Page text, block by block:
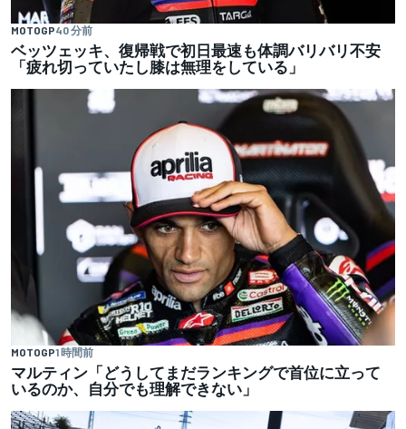
MOTOGP40 分前
ベッツェッキ、復帰戦で初日最速も体調バリバリ不安
「疲れ切っていたし膝は無理をしている」
MOTOGP1 時間前
マルティン「どうしてまだランキングで首位に立って
いるのか、自分でも理解できない」